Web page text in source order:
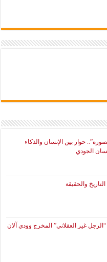
حوار بين الإنسان والذكاء
الجودي
غير العقلاني” المخرج وودي آلان